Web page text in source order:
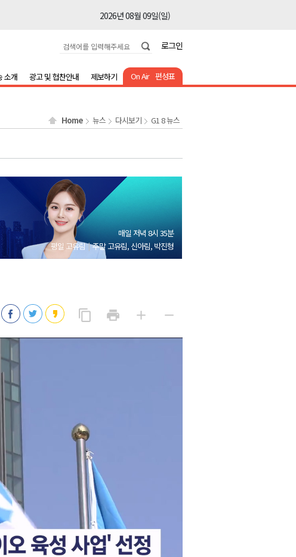
2026년 08월 09일(일)
2026년 08월 09일(일)
2026년 08월 09일(일)
2026년 08월 09일(일)
2026년 08월 09일(일)
2026년 08월 09일(일)
2026년 08월 09일(일)
2026년 08월 09일(일)
2026년 08월 09일(일)
2026년 08월 09일(일)
로그인
On Air 편성표
소개 광고 및 협찬안내 제보하기
Home 뉴스 다시보기 G1 8 뉴스
매일 저녁 8시 35분
평일 고유림
주말 고유림, 신아림, 박진형
content_copy
사
print add
게
remove
게